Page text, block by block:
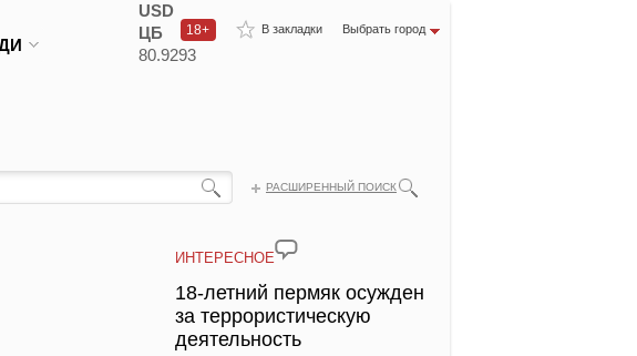
В закладки Выбрать город
18+
USD
ЦБ
80.9293
РАСШИРЕННЫЙ ПОИСК
ИНТЕРЕСНОЕ
18-летний пермяк осужден
за террористическую
деятельность